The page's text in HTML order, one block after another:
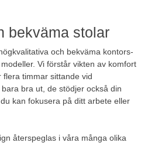
bekväma stolar
och bekväma kontors-
Vi förstår vikten av komfort
timmar sittande vid
bra ut, de stödjer också din
kan fokusera på ditt arbete eller
återspeglas i våra många olika